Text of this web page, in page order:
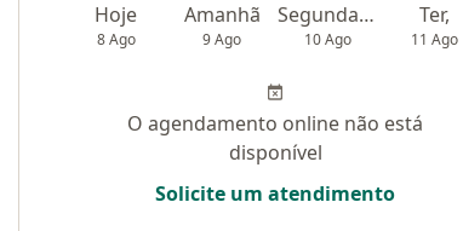
Hoje
8 Ago
Amanhã
9 Ago
Segunda-feira
10 Ago
Ter,
11 Ago
O agendamento online não está
disponível
Solicite um atendimento